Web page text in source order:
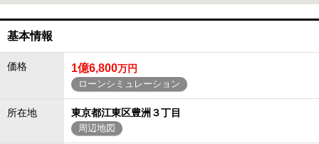
基本情報
価格 1億6,800万円
ローンシミュレーション
所在地 東京都江東区豊洲３丁目
周辺地図